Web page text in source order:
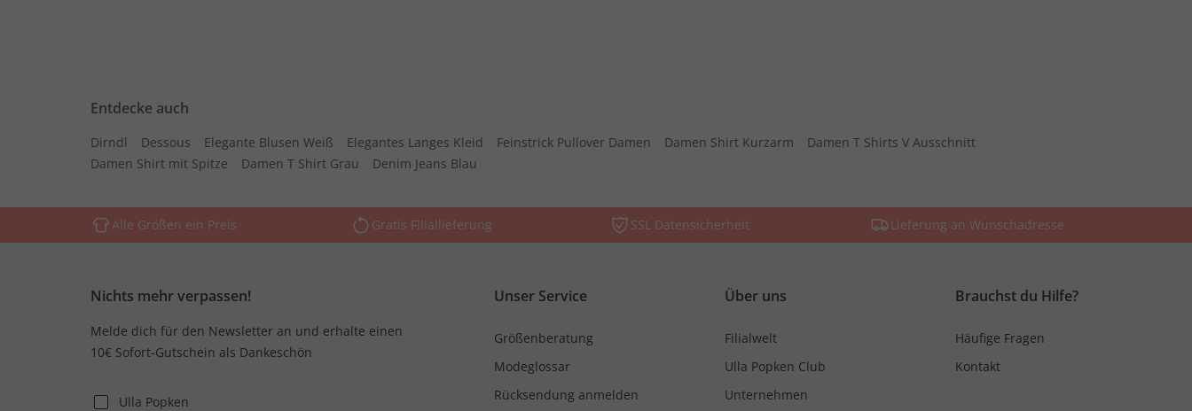
Entdecke auch
Dirndl Dessous Elegante Blusen Weiß Elegantes Langes Kleid Feinstrick Pullover Damen Damen Shirt Kurzarm
Damen T Shirts V Ausschnitt
Damen Shirt mit Spitze
Damen T Shirt Grau Denim Jeans Blau
Alle Größen ein Preis Gratis Filiallieferung SSL Datensicherheit Lieferung an Wunschadresse
Nichts mehr verpassen!
Melde dich für den Newsletter an und erhalte einen
10€ Sofort-Gutschein als Dankeschön
Ulla Popken
Unser Service
Größenberatung
Modeglossar
Rücksendung anmelden
Über uns
Filialwelt
Ulla Popken Club
Unternehmen
Brauchst du Hilfe?
Häufige Fragen
Kontakt